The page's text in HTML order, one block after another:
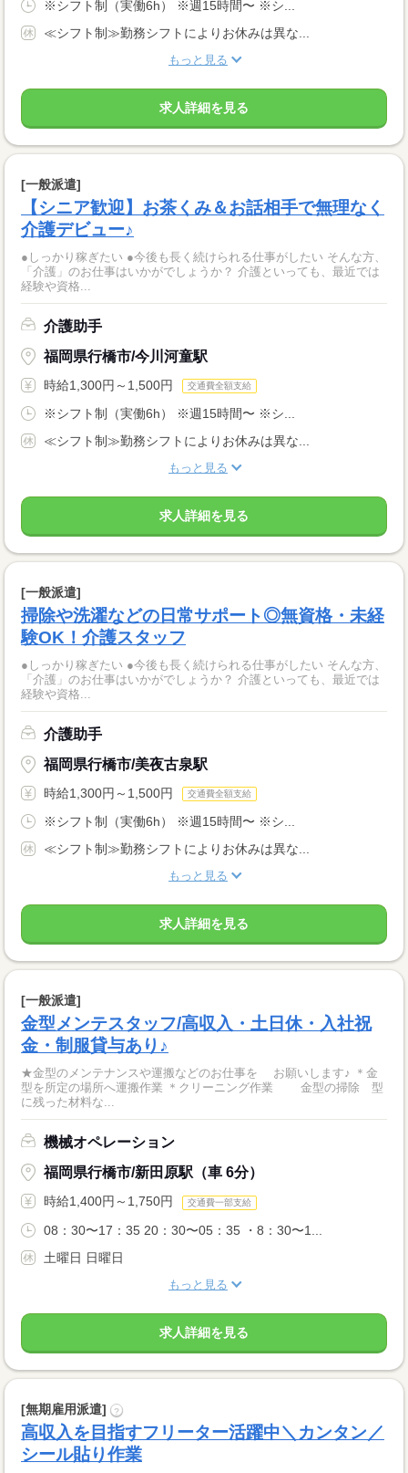
※シフト制（実働6h） ※週15時間〜 ※シ...
≪シフト制≫勤務シフトによりお休みは異な...
もっと見る
求人詳細を見る
[一般派遣]
【シニア歓迎】お茶くみ＆お話相手で無理なく
介護デビュー♪
●しっかり稼ぎたい ●今後も長く続けられる仕事がしたい そんな方、
「介護」のお仕事はいかがでしょうか？ 介護といっても、最近では
経験や資格...
介護助手
福岡県行橋市/今川河童駅
時給1,300円～1,500円 交通費全額支給
※シフト制（実働6h） ※週15時間〜 ※シ...
≪シフト制≫勤務シフトによりお休みは異な...
もっと見る
求人詳細を見る
[一般派遣]
掃除や洗濯などの日常サポート◎無資格・未経
験OK！介護スタッフ
●しっかり稼ぎたい ●今後も長く続けられる仕事がしたい そんな方、
「介護」のお仕事はいかがでしょうか？ 介護といっても、最近では
経験や資格...
介護助手
福岡県行橋市/美夜古泉駅
時給1,300円～1,500円 交通費全額支給
※シフト制（実働6h） ※週15時間〜 ※シ...
≪シフト制≫勤務シフトによりお休みは異な...
もっと見る
求人詳細を見る
[一般派遣]
金型メンテスタッフ/高収入・土日休・入社祝
金・制服貸与あり♪
★金型のメンテナンスや運搬などのお仕事を お願いします♪ ＊金
型を所定の場所へ運搬作業 ＊クリーニング作業 金型の掃除 型
に残った材料な...
機械オペレーション
福岡県行橋市/新田原駅（車 6分）
時給1,400円～1,750円 交通費一部支給
08：30〜17：35 20：30〜05：35 ・8：30〜1...
土曜日 日曜日
もっと見る
求人詳細を見る
[無期雇用派遣] ?
高収入を目指すフリーター活躍中＼カンタン／
シール貼り作業